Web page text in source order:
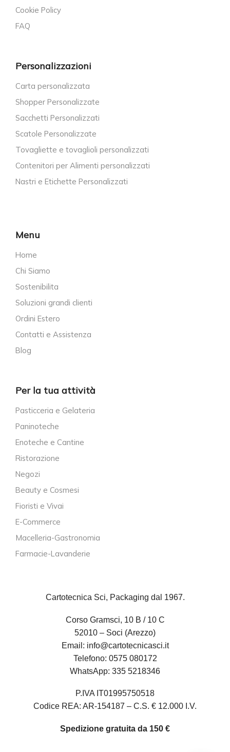
Cookie Policy
FAQ
Personalizzazioni
Carta personalizzata
Shopper Personalizzate
Sacchetti Personalizzati
Scatole Personalizzate
Tovagliette e tovaglioli personalizzati
Contenitori per Alimenti personalizzati
Nastri e Etichette Personalizzati
Menu
Home
Chi Siamo
Sostenibilita
Soluzioni grandi clienti
Ordini Estero
Contatti e Assistenza
Blog
Per la tua attività
Pasticceria e Gelateria
Paninoteche
Enoteche e Cantine
Ristorazione
Negozi
Beauty e Cosmesi
Fioristi e Vivai
E-Commerce
Macelleria-Gastronomia
Farmacie-Lavanderie
Cartotecnica Sci, Packaging dal 1967.
Corso Gramsci, 10 B / 10 C
52010 – Soci (Arezzo)
Email: info@cartotecnicasci.it
Telefono: 0575 080172
WhatsApp: 335 5218346
P.IVA IT01995750518
Codice REA: AR-154187 – C.S. € 12.000 I.V.
Spedizione gratuita da 150 €